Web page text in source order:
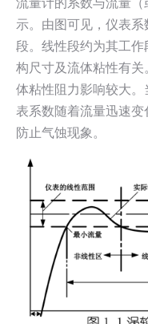
示。由图可见，仪表
段。线性段约为其工
构尺寸及流体粘性有
体粘性阻力影响较大
表系数随着流量迅速
防止气蚀现象。